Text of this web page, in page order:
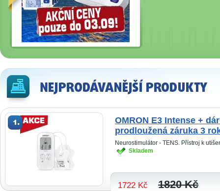
OMRON E3 Intense +
prodloužená záruka 3
Neurostimulátor - TENS. Přístroj k
Skladem
1722 Kč 1820 Kč